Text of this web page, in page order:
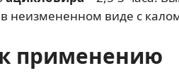
неизмененном виде с
применению